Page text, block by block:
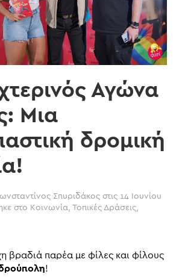
Αγώνα
Μια
δρομική
Σπυριδάκος στις 14 Ιουνίου
στο Κοινωνία Τοπικές Δράσεις
βραδιά παρέα με φίλες και φίλους
!